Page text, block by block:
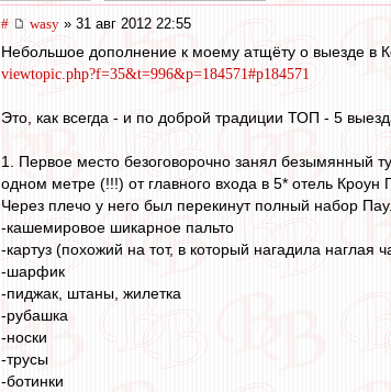
# wasy » 31 авг 2012 22:55
Небольшое дополнение к моему атщёту о выезде в
viewtopic.php?f=35&t=996&p=184571#p184571
Это, как всегда - и по доброй традиции ТОП - 5
1. Первое место безоговорочно занял безымянный
одном метре (!!!) от главного входа в 5* отель Кроун
Через плечо у него был перекинут полный набор
-кашемировое шикарное пальто
-картуз (похожий на тот, в который нагадила наглая
-шарфик
-пиджак, штаны, жилетка
-рубашка
-носки
-трусы
-ботинки